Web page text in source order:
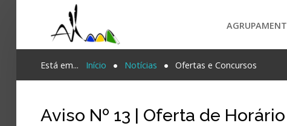
Login
Está em... Início Notícias Ofertas e Concursos
Aviso Nº 13 | Oferta de